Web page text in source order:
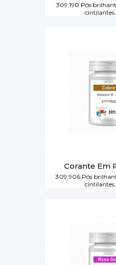
309.190 Pós
cintilantes
Corante Em
309.906 Pós
cintilantes